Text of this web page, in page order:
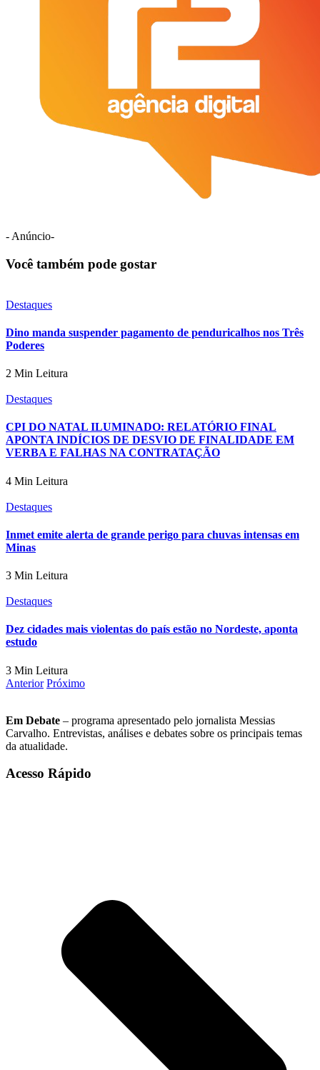
- Anúncio-
Você também pode gostar
Destaques
Dino manda suspender pagamento de penduricalhos nos Três
Poderes
2 Min Leitura
Destaques
CPI DO NATAL ILUMINADO: RELATÓRIO FINAL
APONTA INDÍCIOS DE DESVIO DE FINALIDADE EM
VERBA E FALHAS NA CONTRATAÇÃO
4 Min Leitura
Destaques
Inmet emite alerta de grande perigo para chuvas intensas em
Minas
3 Min Leitura
Destaques
Dez cidades mais violentas do país estão no Nordeste, aponta
estudo
3 Min Leitura
Anterior Próximo
Em Debate – programa apresentado pelo jornalista Messias
Carvalho. Entrevistas, análises e debates sobre os principais temas
da atualidade.
Acesso Rápido